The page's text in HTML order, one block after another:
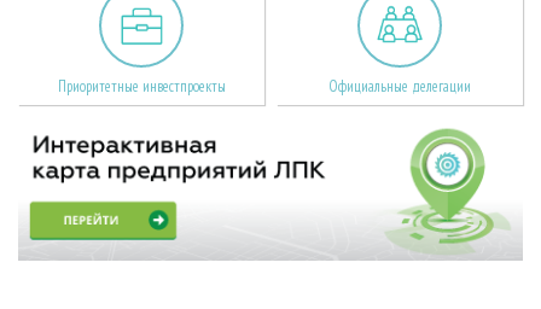
Приоритетные инвестпроекты Официальные делегации